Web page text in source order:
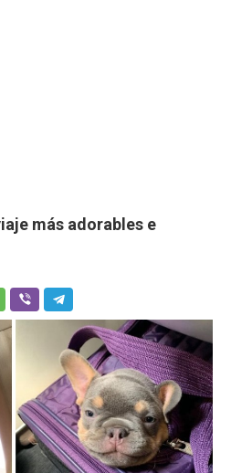
más adorables e